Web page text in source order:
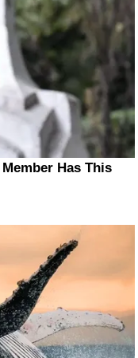
Has This